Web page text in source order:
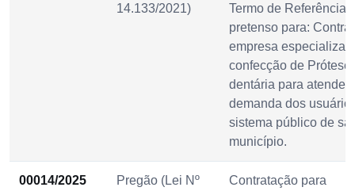
14.133/2021)
Termo de Referência
pretenso para:
empresa
confecção de
dentária para atender
demanda dos
sistema público de
município.
00014/2025
Pregão (Lei Nº
Contratação para